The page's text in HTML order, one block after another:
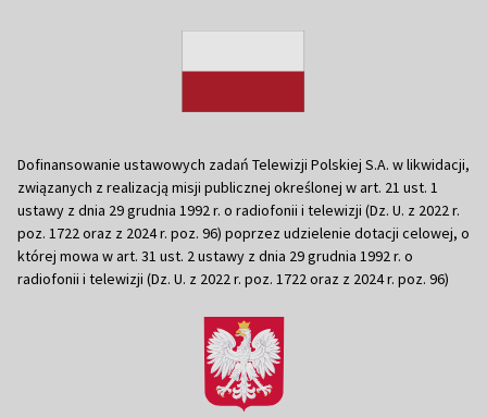
Dofinansowanie ustawowych zadań Telewizji Polskiej S.A. w likwidacji,
związanych z realizacją misji publicznej określonej w art. 21 ust. 1
ustawy z dnia 29 grudnia 1992 r. o radiofonii i telewizji (Dz. U. z 2022 r.
poz. 1722 oraz z 2024 r. poz. 96) poprzez udzielenie dotacji celowej, o
której mowa w art. 31 ust. 2 ustawy z dnia 29 grudnia 1992 r. o
radiofonii i telewizji (Dz. U. z 2022 r. poz. 1722 oraz z 2024 r. poz. 96)